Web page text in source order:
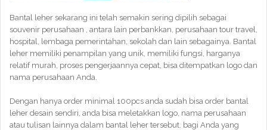
Bantal leher sekarang ini telah semakin sering dipilih sebagai
souvenir perusahaan , antara lain perbankkan, perusahaan tour travel,
hospital, lembaga pemerintahan, sekolah dan lain sebagainya. Bantal
leher memiliki penampilan yang unik, memiliki fungsi, harganya
relatif murah, proses pengerjaannya cepat, bisa ditempatkan logo dan
nama perusahaan Anda.
Dengan hanya order minimal 100pcs anda sudah bisa order bantal
leher desain sendiri, anda bisa meletakkan logo, nama perusahaan
atau tulisan lainnya dalam bantal leher tersebut. bagi Anda yang